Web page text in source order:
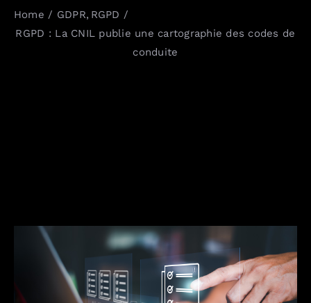
Quoi / It only, It completely
English version
Home GDPR RGPD
RGPD : La CNIL publie une cartographie des codes de
conduite